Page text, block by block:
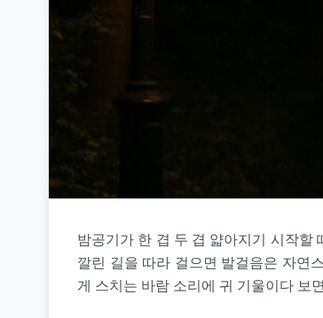
밤공기가 한 겹 두 겹 얇아지기 시작할
깔린 길을 따라 걸으면 발걸음은 자연
게 스치는 바람 소리에 귀 기울이다 보